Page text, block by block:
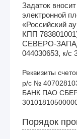
Задаток
электронной
«Российский
КПП
СЕВЕРО-
044030653, к/с
Реквизиты
р/с №
БАНК ПАО
Порядок